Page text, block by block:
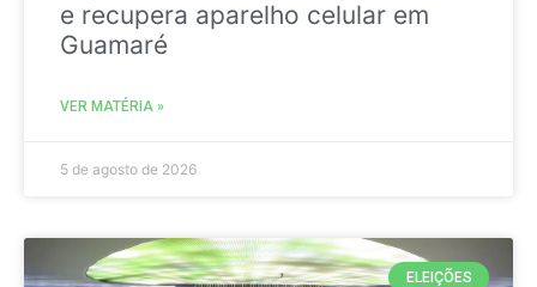
e recupera aparelho celular em
Guamaré
VER MATÉRIA »
5 de agosto de 2026
ELEIÇÕES